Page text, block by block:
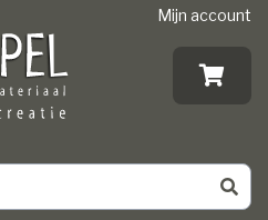
Mijn account